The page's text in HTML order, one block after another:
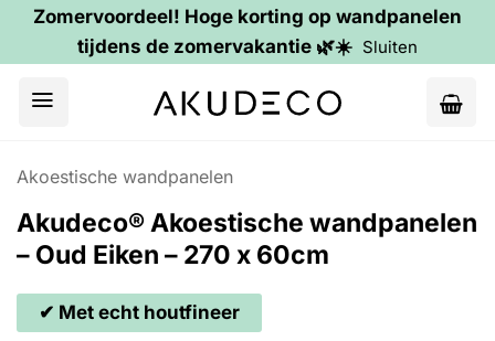
Zomervoordeel! Hoge korting op wandpanelen
tijdens de zomervakantie 🌿☀️ Sluiten
naar
Akoestische wandpanelen
Akudeco® Akoestische wandpanelen
– Oud Eiken – 270 x 60cm
✔ Met echt houtfineer